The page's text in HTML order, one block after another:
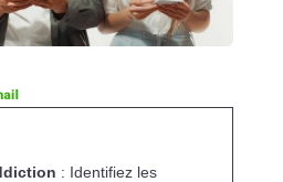
: Identifiez les